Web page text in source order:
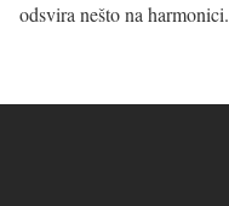
odsvira nešto na harmonici.